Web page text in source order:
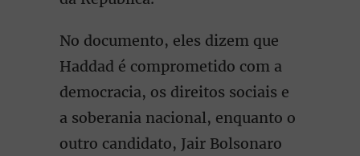
No documento, eles dizem que
Haddad é comprometido com a
democracia, os direitos sociais e
a soberania nacional, enquanto o
outro candidato, Jair Bolsonaro